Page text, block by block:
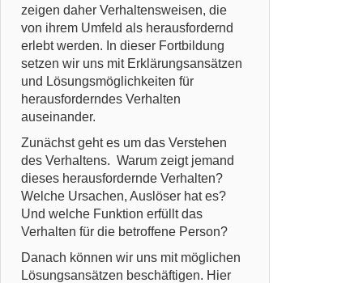
zeigen daher Verhaltensweisen, die
von ihrem Umfeld als herausfordernd
erlebt werden. In dieser Fortbildung
setzen wir uns mit Erklärungsansätzen
und Lösungsmöglichkeiten für
herausforderndes Verhalten
auseinander.
Zunächst geht es um das Verstehen
des Verhaltens. Warum zeigt jemand
dieses herausfordernde Verhalten?
Welche Ursachen, Auslöser hat es?
Und welche Funktion erfüllt das
Verhalten für die betroffene Person?
Danach können wir uns mit möglichen
Lösungsansätzen beschäftigen. Hier